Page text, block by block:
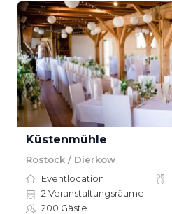
Küstenmühle
Rostock / Dierkow
Eventlocation
2 Veranstaltungsräume
200 Gäste